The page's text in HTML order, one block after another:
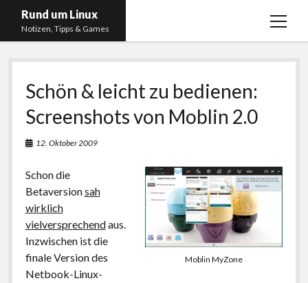
Rund um Linux
Notizen, Tipps & Games
Menü
Startseite
Linux
Gaming
RSS, Social Media, YouTube & Twitch
Impressum
Datenschutzerklärung
twitterinstagram
youtubetwitch
Schön & leicht zu bedienen:
Screenshots von Moblin 2.0
12. Oktober 2009
Moblin MyZone
Schon die
Betaversionsah
wirklich
vielversprechendaus.
Inzwischen ist die
finale Version des
Netbook-Linux-